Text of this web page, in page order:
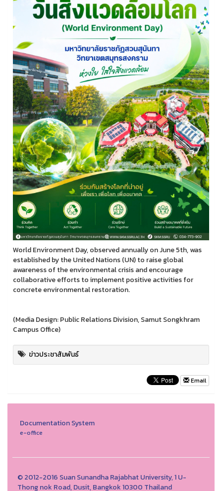
World Environment Day, observed annually on June 5th, was
established by the United Nations (UN) to raise global
awareness of the environmental crisis and encourage
collaborative efforts to implement positive activities for
concrete environmental restoration.
(Media Design: Public Relations Division, Samut Songkhram
Campus Office)
ข่าวประชาสัมพันธ์
Email
Documentation System
e-office
© 2012-2016 Suan Sunandha Rajabhat University, 1 U-
Thong nok Road, Dusit, Bangkok 10300 Thailand